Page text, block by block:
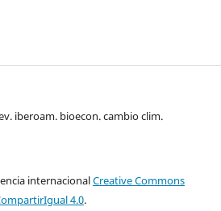
iberoam. bioecon. cambio clim.
internacionalCreative Commons
4.0.